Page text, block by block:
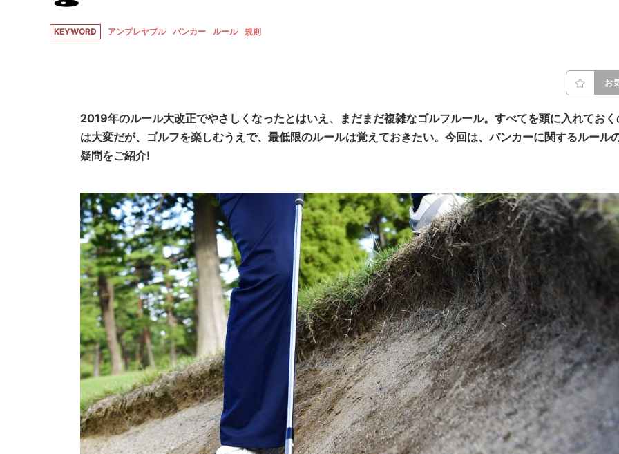
KEYWORD アンプレヤブル バンカー ルール 規則
お
2019年のルール大改正でやさしくなったとはいえ、まだまだ複雑なゴルフルール。すべてを頭に入れておく
は大変だが、ゴルフを楽しむうえで、最低限のルールは覚えておきたい。今回は、バンカーに関するルール
疑問をご紹介!